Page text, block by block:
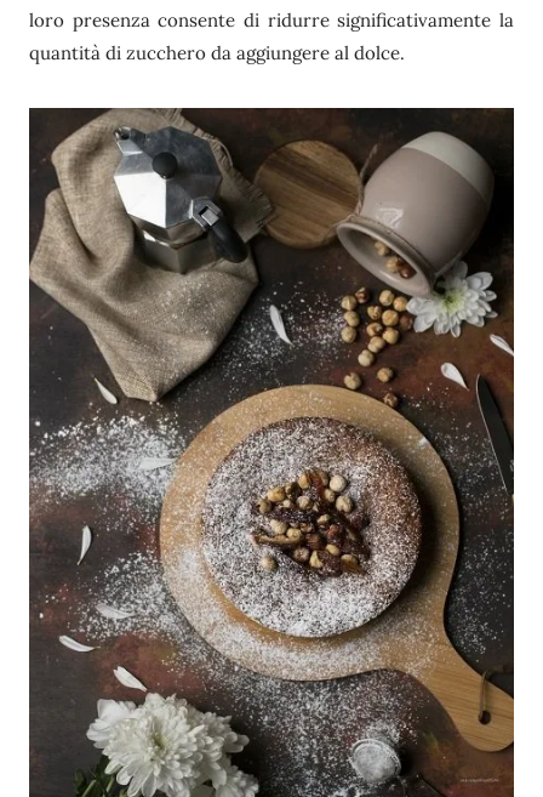
loro presenza consente di ridurre significativamente la
quantità di zucchero da aggiungere al dolce.